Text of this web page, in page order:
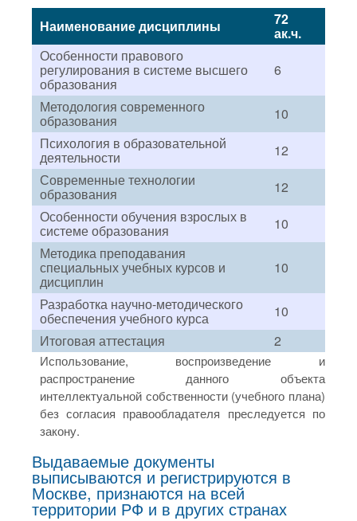
Наименование дисциплины 72
ак.ч.
Особенности правового
регулирования в системе высшего
образования
6
Методология современного
образования
10
Психология в образовательной
деятельности
12
Современные технологии
образования
12
Особенности обучения взрослых в
системе образования
10
Методика преподавания
специальных учебных курсов и
дисциплин
10
Разработка научно-методического
обеспечения учебного курса
10
Итоговая аттестация
2
Использование, воспроизведение и
распространение данного объекта
интеллектуальной собственности (учебного плана)
без согласия правообладателя преследуется по
закону.
Выдаваемые документы
выписываются и регистрируются в
Москве, признаются на всей
территории РФ и в других странах